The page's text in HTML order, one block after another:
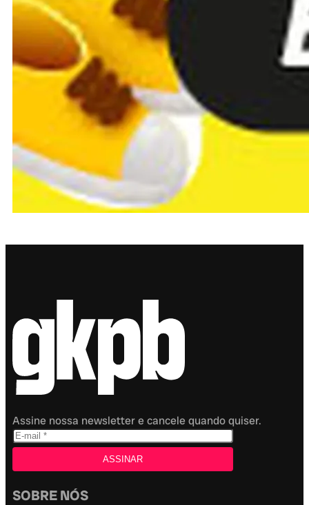
Assine nossa newsletter e cancele quando quiser.
SOBRE NÓS